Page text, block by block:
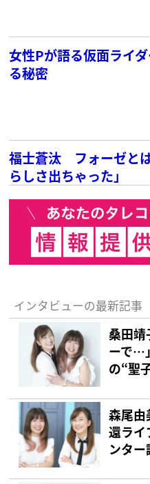
女性Pが語る仮面ライ
る秘密
福士蒼汰 フォーゼと
らしさ出ちゃった」
インタビューの最新記事
桑田靖
ーで…
の“聖
森尾由
還ラ
ンター